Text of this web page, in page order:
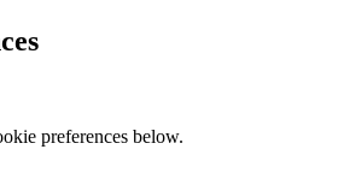
preferences below.